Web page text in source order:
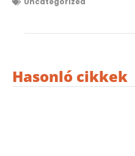
Hasonló cikkek